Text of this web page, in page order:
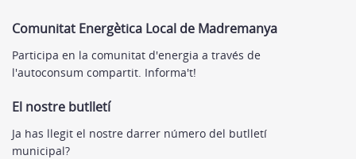
Comunitat Energètica Local de Madremanya
Participa en la comunitat d'energia a través de
l'autoconsum compartit. Informa't!
El nostre butlletí
Ja has llegit el nostre darrer número del butlletí
municipal?